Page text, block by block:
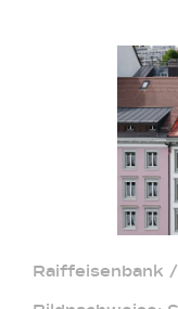
Raiffeisenbank